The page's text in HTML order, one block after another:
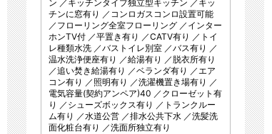
ン ／キッチンタイプ独立型キッチン ／キッ
チンに窓有り ／コンロガスコンロ設置可能
／フローリング全室フローリング ／インター
ホンTV付 ／平置き有り ／CATV有り ／トイ
レ種類水洗 ／バストイレ別室 ／バス有り ／
温水洗浄便座有り ／給湯有り ／脱衣所有り
／追い焚き給湯有り ／ベランダ有り ／エア
コン有り ／照明有り ／洗濯機置き場有り ／
電気容量(契約アンペア)40 ／クローゼット有
り ／シューズボックス有り ／トランクルー
ム有り ／水道公営 ／排水公共下水 ／洗髪洗
面化粧台有り ／洗面所独立有り